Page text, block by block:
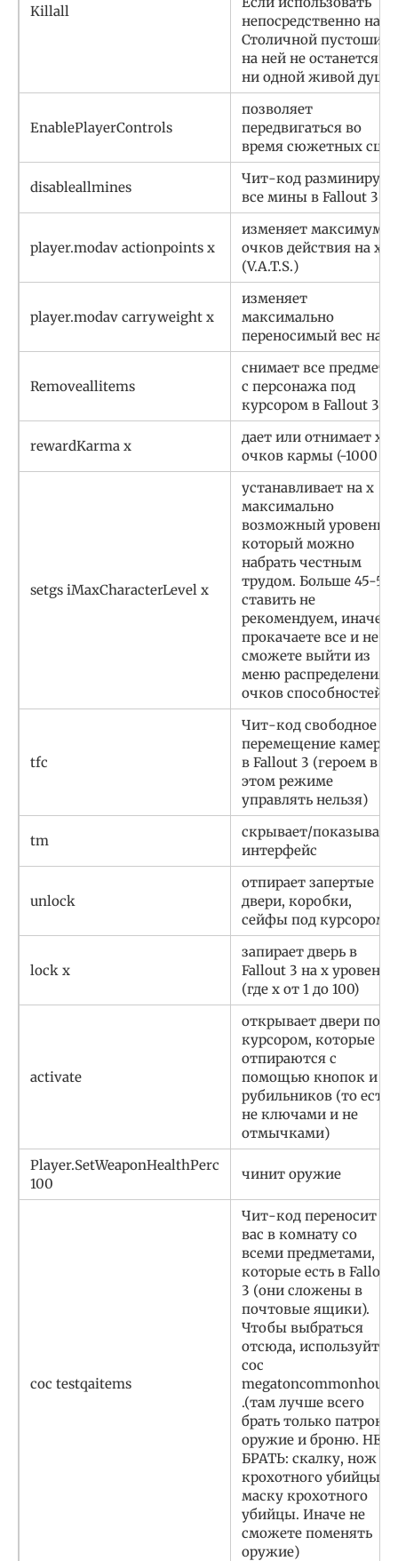
Killall
непосредственно на
Столичной пустоши,
на ней не останется
ни одной живой души
EnablePlayerControls
позволяет
передвигаться во
время сюжетных сцен
disableallmines
Чит-код разминирует
все мины в Fallout 3
player.modav actionpoints х
изменяет максимум
очков действия на х
(V.A.T.S.)
player.modav carryweight х
изменяет
максимально
переносимый вес на х
Removeallitems
снимает все предметы
с персонажа под
курсором в Fallout 3
rewardKarma х
дает или отнимает х
очков кармы (-1000
setgs iMaxCharacterLevel х
устанавливает на х
максимально
возможный уровень,
который можно
набрать честным
трудом. Больше 45-50
ставить не
рекомендуем, иначе
прокачаете все и не
сможете выйти из
меню распределения
очков способностей
tfc
Чит-код свободное
перемещение камеры
в Fallout 3 (героем в
этом режиме
управлять нельзя)
tm
скрывает/показывает
интерфейс
unlock
отпирает запертые
двери, коробки,
сейфы под курсором
lock x
запирает дверь в
Fallout 3 на x уровень
(где х от 1 до 100)
activate
открывает двери под
курсором, которые
отпираются с
помощью кнопок и
рубильников (то есть
не ключами и не
отмычками)
Player.SetWeaponHealthPerc
100
чинит оружие
coc testqaitems
Чит-код переносит
вас в комнату со
всеми предметами,
которые есть в Fallout
3 (они сложены в
почтовые ящики).
Чтобы выбраться
отсюда, используйте
coc
megatoncommonhouse
.(там лучше всего
брать только патроны,
оружие и броню. НЕ
БРАТЬ: скалку, нож
крохотного убийцы,
маску крохотного
убийцы. Иначе не
сможете поменять
оружие)